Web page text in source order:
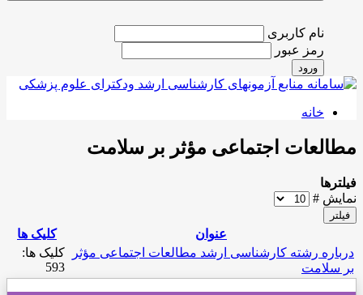
نام کاربری
رمز عبور
ورود
خانه
مطالعات اجتماعی مؤثر بر سلامت
فیلترها
نمایش #
فیلتر
عنوان
کلیک ها
درباره رشته کارشناسی ارشد مطالعات اجتماعی مؤثر
بر سلامت
کلیک ها:
593